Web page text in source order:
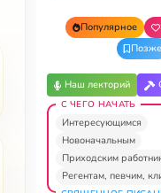
Популярное
Позже
Наш лекторий
С ЧЕГО НАЧАТЬ
Интересующимся
Новоначальным
Приходским
Регентам, певчим,